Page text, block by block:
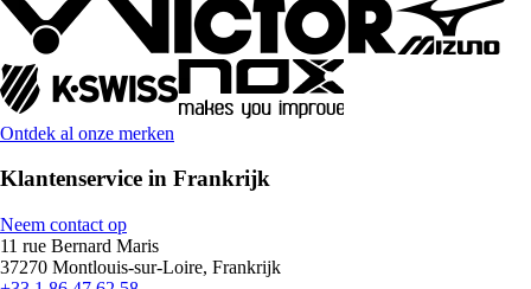
Ontdek al onze merken
Klantenservice in Frankrijk
Neem contact op
11 rue Bernard Maris
37270 Montlouis-sur-Loire, Frankrijk